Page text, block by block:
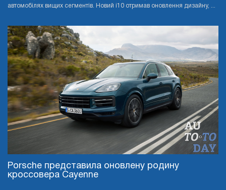
автомобілях вищих сегментів. Новий i10 отримав оновлення дизайну, ...
Porsche представила оновлену родину
кроссовера Cayenne